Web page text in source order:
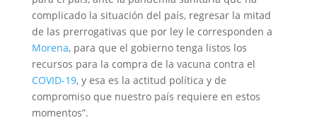
complicado la situación del país, regresar la mitad
de las prerrogativas que por ley le corresponden a
Morena, para que el gobierno tenga listos los
recursos para la compra de la vacuna contra el
COVID-19, y esa es la actitud política y de
compromiso que nuestro país requiere en estos
momentos”.